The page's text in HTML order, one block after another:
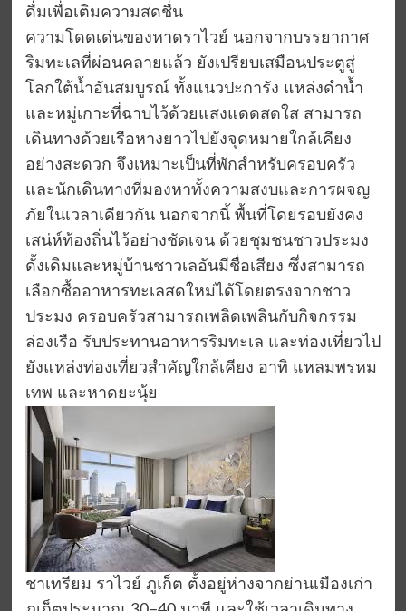
ดื่มเพื่อเติมความสดชื่น
ความโดดเด่นของหาดราไวย์ นอกจากบรรยากาศ
ริมทะเลที่ผ่อนคลายแล้ว ยังเปรียบเสมือนประตูสู่
โลกใต้น้ำอันสมบูรณ์ ทั้งแนวปะการัง แหล่งดำน้ำ
และหมู่เกาะที่ฉาบไว้ด้วยแสงแดดสดใส สามารถ
เดินทางด้วยเรือหางยาวไปยังจุดหมายใกล้เคียง
อย่างสะดวก จึงเหมาะเป็นที่พักสำหรับครอบครัว
และนักเดินทางที่มองหาทั้งความสงบและการผจญ
ภัยในเวลาเดียวกัน นอกจากนี้ พื้นที่โดยรอบยังคง
เสน่ห์ท้องถิ่นไว้อย่างชัดเจน ด้วยชุมชนชาวประมง
ดั้งเดิมและหมู่บ้านชาวเลอันมีชื่อเสียง ซึ่งสามารถ
เลือกซื้ออาหารทะเลสดใหม่ได้โดยตรงจากชาว
ประมง ครอบครัวสามารถเพลิดเพลินกับกิจกรรม
ล่องเรือ รับประทานอาหารริมทะเล และท่องเที่ยวไป
ยังแหล่งท่องเที่ยวสำคัญใกล้เคียง อาทิ แหลมพรหม
เทพ และหาดยะนุ้ย
ชาเทรียม ราไวย์ ภูเก็ต ตั้งอยู่ห่างจากย่านเมืองเก่า